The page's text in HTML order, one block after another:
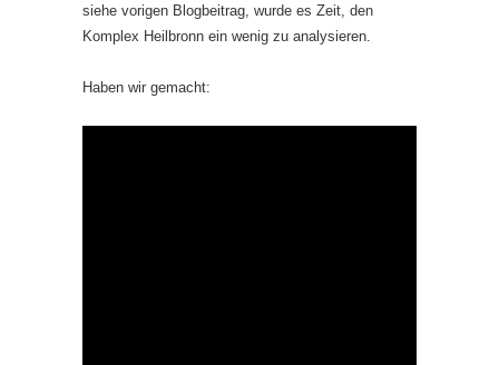
siehe vorigen Blogbeitrag, wurde es Zeit, den
Komplex Heilbronn ein wenig zu analysieren.
Haben wir gemacht: